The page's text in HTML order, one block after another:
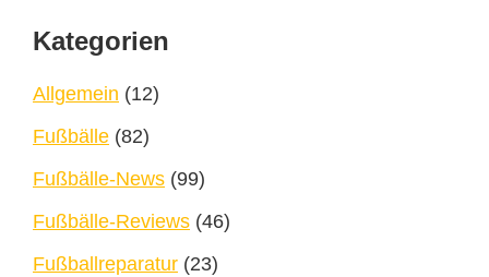
Footer
Kategorien
Allgemein (12)
Fußbälle (82)
Fußbälle-News (99)
Fußbälle-Reviews (46)
Fußballreparatur (23)